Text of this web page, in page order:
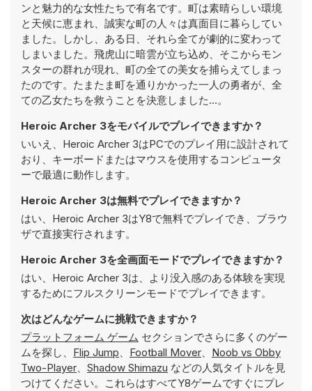
ンと魅力的な女性たちで有名です。町は素晴らしい環境
と天候に恵まれ、誠実な町の人々は真面目に暮らしてい
ました。しかし、ある日、それら全てが劇的に変わって
しまいました。飛虎山に暗雲が立ち込め、そこからモン
スターの群れが現れ、町の全ての美女を捕らえてしまっ
たのです。たまたま町を通りかかった一人の勇者が、全
ての乙女たちを救うことを決意しました…。
Heroic Archer 3をモバイルでプレイできますか？
いいえ、Heroic Archer 3はPCでのプレイ用に設計されて
おり、キーボードまたはマウスを使用するコンピュータ
ーで最適に動作します。
Heroic Archer 3は無料でプレイできますか？
はい、Heroic Archer 3はY8で無料でプレイでき、ブラウ
ザで直接実行されます。
Heroic Archer 3を全画面モードでプレイできますか？
はい、Heroic Archer 3は、より没入感のある体験を実現
するためにフルスクリーンモードでプレイできます。
次はどんなゲームに挑戦できますか？
プラットフォーム ゲーム セクションでさらに多くのゲー
ムを探し、 Flip Jump、 Football Mover、 Noob vs Obby
Two-Player、 Shadow Shimazu などの人気タイトルを見
つけてください。これらはすべてY8ゲームですぐにプレ